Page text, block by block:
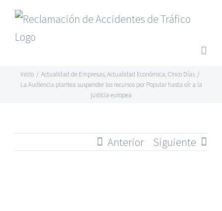
Saltar
contenido
Inicio / Actualidad de Empresas,Actualidad Económica, Cinco Días /
La Audiencia plantea suspender los recursos por Popular hasta oír a la
justicia europea
Anterior Siguiente